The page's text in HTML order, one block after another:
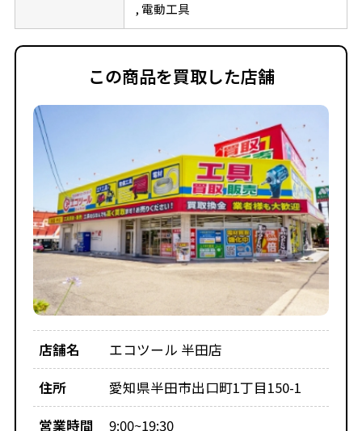
電動工具
この商品を買取した店舗
店舗名
エコツール 半田店
住所
愛知県半田市出口町1丁目150-1
営業時間
9:00~19:30